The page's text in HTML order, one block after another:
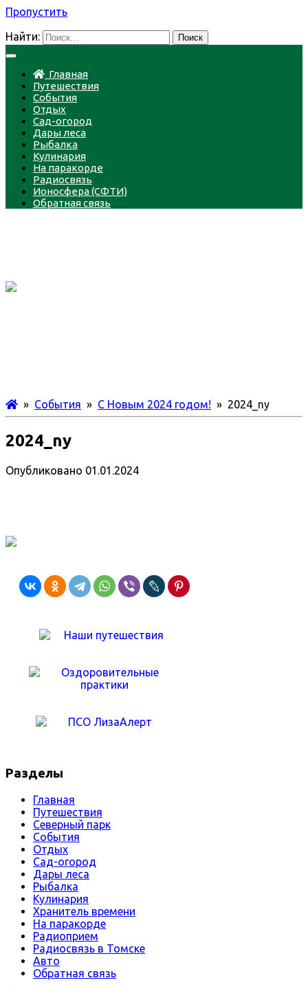
Пропустить
Найти:
Главная
Путешествия
События
Отдых
Сад-огород
Дары леса
Рыбалка
Кулинария
На паракорде
Радиосвязь
Ионосфера (СФТИ)
Обратная связь
» События » С Новым 2024 годом! » 2024_ny
2024_ny
Опубликовано 01.01.2024
Разделы
Главная
Путешествия
Северный парк
События
Отдых
Сад-огород
Дары леса
Рыбалка
Кулинария
Хранитель времени
На паракорде
Радиоприем
Радиосвязь в Томске
Авто
Обратная связь